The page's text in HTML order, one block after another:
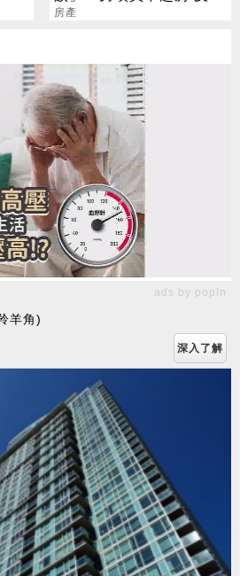
網噴爆
房產
ads by popIn
羊角)
深入了解